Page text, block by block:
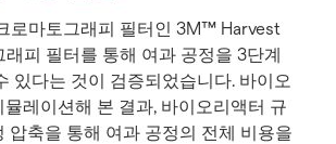
로마토그래피 필터인 3M™ Harvest
래피 필터를 통해 여과 공정을 3단계
있다는 것이 검증되었습니다. 바이오
레이션해 본 결과, 바이오리액터 규
압축을 통해 여과 공정의 전체 비용을